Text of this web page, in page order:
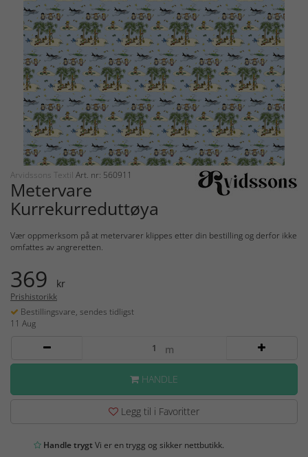
Arvidssons Textil Art. nr: 560911
Metervare
Kurrekurreduttøya
Vær oppmerksom på at metervarer klippes etter din bestilling og derfor ikke
omfattes av angreretten.
369 kr
Prishistorikk
Bestillingsvare, sendes tidligst
11 Aug
m
HANDLE
Legg til i Favoritter
Handle trygtVi er en trygg og sikker nettbutikk.